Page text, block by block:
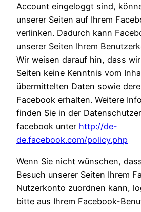
Account eingeloggt sind,
unserer Seiten auf Ihrem
verlinken. Dadurch kann
unserer Seiten Ihrem
Wir weisen darauf hin, dass
Seiten keine Kenntnis vom
übermittelten Daten sowie
Facebook erhalten. Weitere
finden Sie in der
facebook unter http://de-
de.facebook.com/policy.php
Wenn Sie nicht wünschen,
Besuch unserer Seiten Ihrem
Nutzerkonto zuordnen kann,
bitte aus Ihrem Facebook-